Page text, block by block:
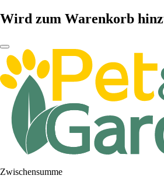
Wird zum Warenkorb
Zwischensumme